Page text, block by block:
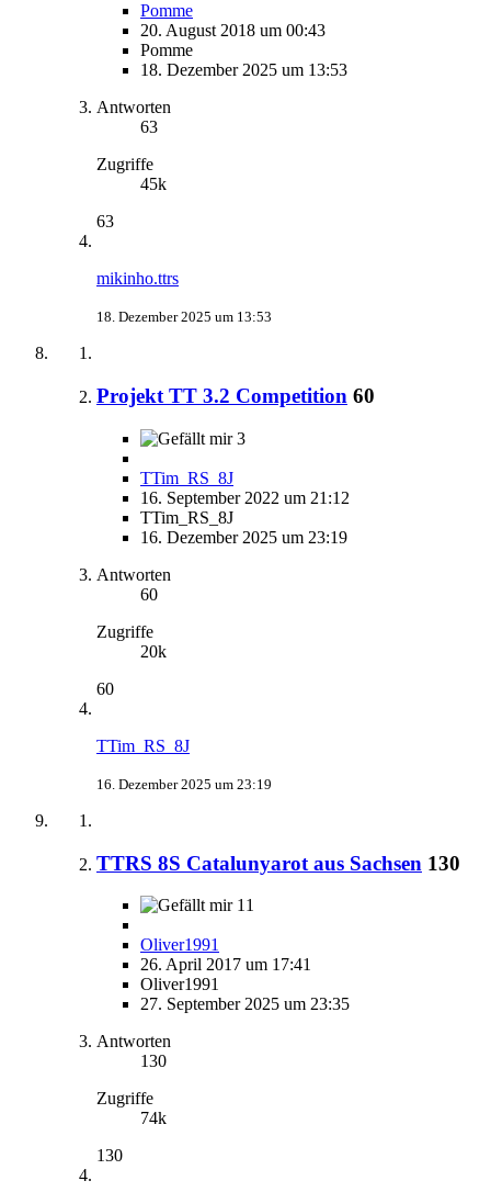
Pomme
20. August 2018 um 00:43
Pomme
18. Dezember 2025 um 13:53
Antworten
63
Zugriffe
45k
63
mikinho.ttrs
18. Dezember 2025 um 13:53
Projekt TT 3.2 Competition 60
3
TTim_RS_8J
16. September 2022 um 21:12
TTim_RS_8J
16. Dezember 2025 um 23:19
Antworten
60
Zugriffe
20k
60
TTim_RS_8J
16. Dezember 2025 um 23:19
TTRS 8S Catalunyarot aus Sachsen 130
11
Oliver1991
26. April 2017 um 17:41
Oliver1991
27. September 2025 um 23:35
Antworten
130
Zugriffe
74k
130